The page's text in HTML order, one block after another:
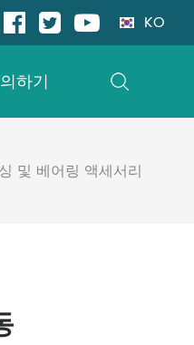
KO
하기
및 베어링 액세서리